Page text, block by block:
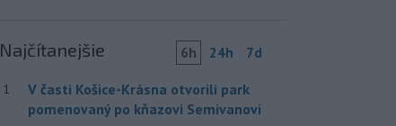
Najčítanejšie 6h 24h 7d
1
V časti Košice-Krásna otvorili park
pomenovaný po kňazovi Semivanovi